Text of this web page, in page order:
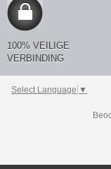
100% VEILIGE
VERBINDING
Select Language ▼